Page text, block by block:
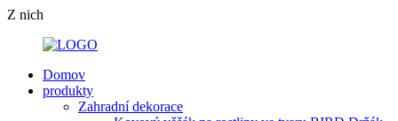
Z nich
Domov
produkty
Zahradní dekorace